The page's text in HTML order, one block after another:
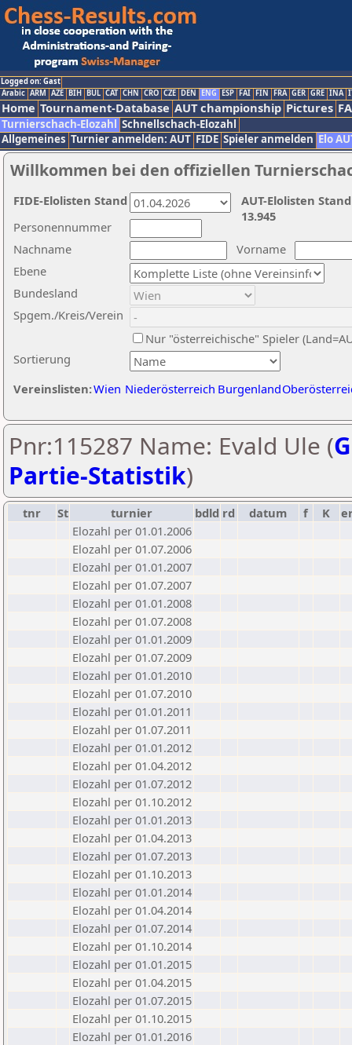
Logged on: Gast
Arabic ARM AZE BIH BUL CAT CHN CRO CZE DEN ENG ESP FAI FIN FRA GER GRE INA
Home Tournament-Database AUT championship Pictures
Turnierschach-Elozahl Schnellschach-Elozahl
Allgemeines Turnier anmelden: AUT FIDE Spieler anmelden Elo
Willkommen bei den offiziellen
Nachname
Vorname
Ebene
Sortierung
Personennummer
Bundesland
Spgem./Kreis/Verein
Nur "österreichische" Spieler
Vereinslisten:Wien Niederösterreich Burgenland
AUT-Elolisten
13.945
FIDE-Elolisten Stand
Pnr:115287 Name: Evald Ule (
Partie-Statistik)
tnr St turnier bdld rd datum f K
Elozahl per 01.01.2006
Elozahl per 01.07.2006
Elozahl per 01.01.2007
Elozahl per 01.07.2007
Elozahl per 01.01.2008
Elozahl per 01.07.2008
Elozahl per 01.01.2009
Elozahl per 01.07.2009
Elozahl per 01.01.2010
Elozahl per 01.07.2010
Elozahl per 01.01.2011
Elozahl per 01.07.2011
Elozahl per 01.01.2012
Elozahl per 01.04.2012
Elozahl per 01.07.2012
Elozahl per 01.10.2012
Elozahl per 01.01.2013
Elozahl per 01.04.2013
Elozahl per 01.07.2013
Elozahl per 01.10.2013
Elozahl per 01.01.2014
Elozahl per 01.04.2014
Elozahl per 01.07.2014
Elozahl per 01.10.2014
Elozahl per 01.01.2015
Elozahl per 01.04.2015
Elozahl per 01.07.2015
Elozahl per 01.10.2015
Elozahl per 01.01.2016